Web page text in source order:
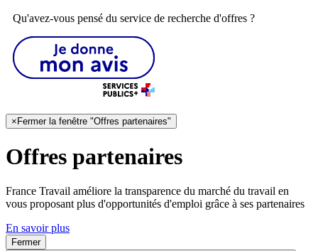
Qu'avez-vous pensé du service de recherche d'offres ?
×Fermer la fenêtre "Offres partenaires"
Offres partenaires
France Travail améliore la transparence du marché du travail en
vous proposant plus d'opportunités d'emploi grâce à ses partenaires
En savoir plus
Fermer